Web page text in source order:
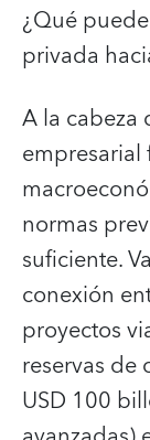
¿Qué
privada
A la cabeza
normas
suficiente.
conexión
proyectos
reservas de
USD 100